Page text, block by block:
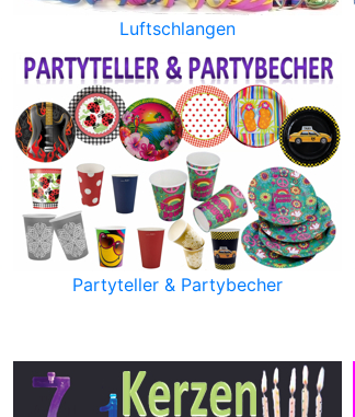
Luftschlangen
Partyteller & Partybecher